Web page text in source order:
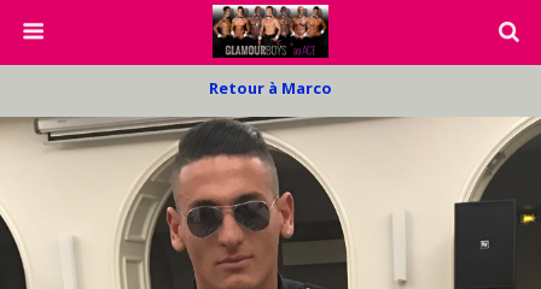
Retour à Marco